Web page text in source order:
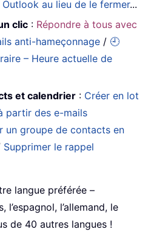
Outlook au lieu de le fermer...
clic : Répondre à tous avec
anti-hameçonnage / 🕘
– Heure actuelle de
et calendrier : Créer en lot
partir des e-mails
un groupe de contacts en
Supprimer le rappel
langue préférée –
l’espagnol, l’allemand, le
de 40 autres langues !